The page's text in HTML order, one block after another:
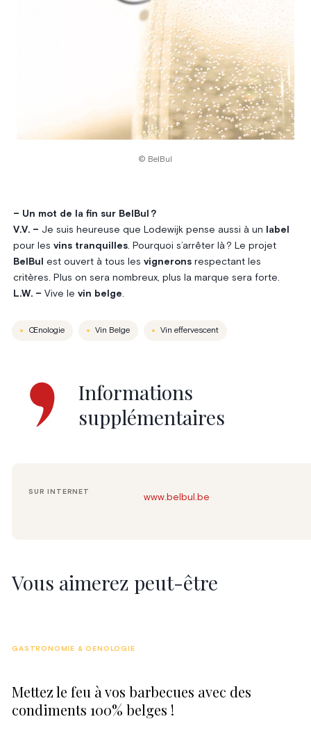
© BelBul
– Un mot de la fin sur BelBul ?
V.V. – Je suis heureuse que Lodewijk pense aussi à un label
pour les vins tranquilles. Pourquoi s’arrêter là ? Le projet
BelBul
est ouvert à tous les vigneronsrespectant les
critères. Plus on sera nombreux, plus la marque sera forte.
L.W. – Vive le vin belge
Œnologie Vin Belge Vin effervescent
Vous aimerez peut-être
Mettez le feu à vos barbecues avec des
condiments 100% belges !
GASTRONOMIE & OENOLOGIE
Informations
supplémentaires
SUR INTERNET
www.belbul.be